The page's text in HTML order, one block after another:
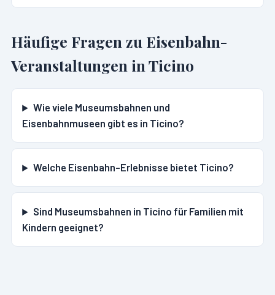
Häufige Fragen zu Eisenbahn-
Veranstaltungen in Ticino
Wie viele Museumsbahnen und
Eisenbahnmuseen gibt es in Ticino?
Welche Eisenbahn-Erlebnisse bietet Ticino?
Sind Museumsbahnen in Ticino für Familien mit
Kindern geeignet?